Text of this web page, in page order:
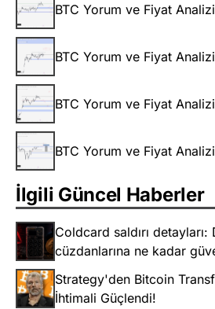
BTC Yorum ve Fiyat
BTC Yorum ve Fiyat
BTC Yorum ve Fiyat
BTC Yorum ve Fiyat
İlgili Güncel Haberler
Coldcard saldırı detayları:
cüzdanlarına ne kadar
Strategy'den Bitcoin
İhtimali Güçlendi!